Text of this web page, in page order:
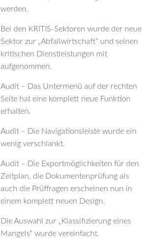
werden.
Bei den KRITIS-Sektoren wurde der neue
Sektor zur „Abfallwirtschaft“ und seinen
kritischen Dienstleistungen mit
aufgenommen.
Audit – Das Untermenü auf der rechten
Seite hat eine komplett neue Funktion
erhalten.
Audit – Die Navigationsleiste wurde ein
wenig verschlankt.
Audit – Die Exportmöglichkeiten für den
Zeitplan, die Dokumentenprüfung als
auch die Prüffragen erscheinen nun in
einem komplett neuen Design.
Die Auswahl zur „Klassifizierung eines
Mangels“ wurde vereinfacht.